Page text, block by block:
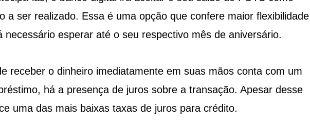
a ser realizado. Essa é uma opção que confere maior
necessário esperar até o seu respectivo mês de aniversário.
receber o dinheiro imediatamente em suas mãos conta com um
há a presença de juros sobre a transação. Apesar desse
uma das mais baixas taxas de juros para crédito.